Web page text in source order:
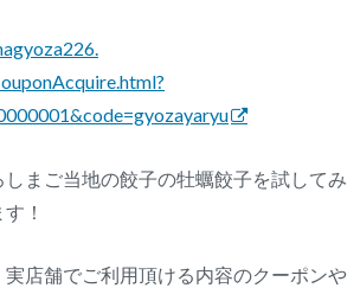
html?
code=gyozayaryu
まご当地の餃子の牡蠣餃子を試してみ
！
店舗でご利用頂ける内容のクーポンや